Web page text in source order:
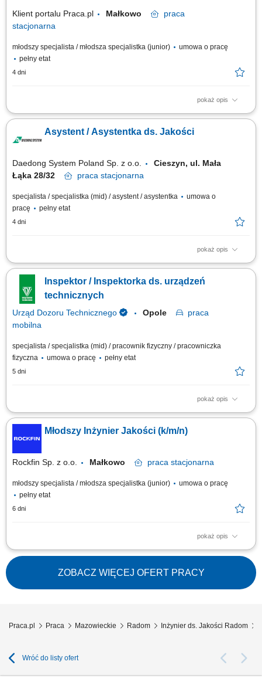
Klient portalu Praca.pl Małkowo
praca
stacjonarna
młodszy specjalista / młodsza specjalistka (junior)
umowa o pracę
pełny etat
4 dni
pokaż opis
Opracowywanie i nadzór nad dokumentacją jakościową wyrobu; Kontrola
Zlecanie i nadzorowanie badań nieniszczących; Udział w próbach
końcowych gotowego produktu; Nadzór nad komponentami i wyrobami
Asystent / Asystentka ds. Jakości
Daedong System Poland Sp. z o.o.
Cieszyn, ul. Mała
Łąka 28/32
praca stacjonarna
specjalista / specjalistka (mid) / asystent / asystentka
umowa o
pracę
pełny etat
4 dni
pokaż opis
Zadania: Przygotowywanie codziennych raportów oraz analizowanie
defektów jakościowych. Organizowanie dziennych spotkań oraz
prowadzenie szkoleń z obszaru jakości. Wykonywanie audytów LPA oraz
okresowa weryfikacja systemów Poka Yoke. Bieżące wprowadzanie i
rejestracja danych jakościowych w systemie.
Inspektor / Inspektorka ds. urządzeń
technicznych
Urząd Dozoru Technicznego Opole
praca
mobilna
specjalista / specjalistka (mid) / pracownik fizyczny / pracowniczka
fizyczna
umowa o pracę pełny etat
5 dni
pokaż opis
Zadania na stanowisku: Przeprowadzanie kompleksowych badań
odbiorczych i eksploatacyjnych aparatury oraz urządzeń ciśnieniowych,
które podlegają pod państwowy nadzór techniczny. Wykonywanie
oraz rzetelne sporządzanie...
Młodszy Inżynier Jakości (k/m/n)
Rockfin Sp. z o.o. Małkowo praca stacjonarna
młodszy specjalista / młodsza specjalistka (junior)
umowa o pracę
pełny etat
6 dni
pokaż opis
Opis stanowiska: Opracowywanie i nadzór nad dokumentacją jakościową
wyrobu; Kontrola elementów, materiałów, konstrukcji; Kontrola jakości
bieżącej produkcji; Zlecanie wykonania badań nieniszczących i nadzór
nad ich realizacją; Udział w próbach końcowych gotowego wyrobu;
Nadzór nad...
ZOBACZ WIĘCEJ OFERT PRACY
Praca.pl Praca Mazowieckie Radom Inżynier ds. Jakości Radom
Wróć do listy ofert